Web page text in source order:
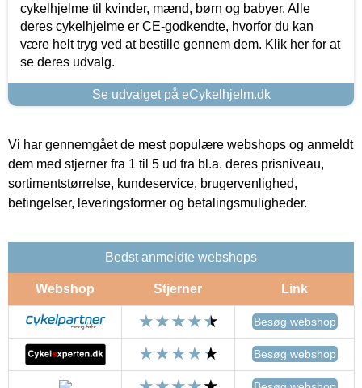
cykelhjelme til kvinder, mænd, børn og babyer. Alle
deres cykelhjelme er CE-godkendte, hvorfor du kan
være helt tryg ved at bestille gennem dem. Klik her for at
se deres udvalg.
Se udvalget på eCykelhjelm.dk
Vi har gennemgået de mest populære webshops og anmeldt
dem med stjerner fra 1 til 5 ud fra bl.a. deres prisniveau,
sortimentstørrelse, kundeservice, brugervenlighed,
betingelser, leveringsformer og betalingsmuligheder.
Bedst anmeldte webshops
Webshop Stjerner Link
Besøg webshop
Besøg webshop